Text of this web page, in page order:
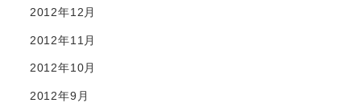
2012年12月
2012年11月
2012年10月
2012年9月